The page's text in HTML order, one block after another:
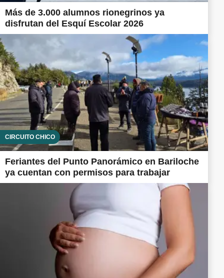
Más de 3.000 alumnos rionegrinos ya
disfrutan del Esquí Escolar 2026
CIRCUITO CHICO
Feriantes del Punto Panorámico en Bariloche
ya cuentan con permisos para trabajar